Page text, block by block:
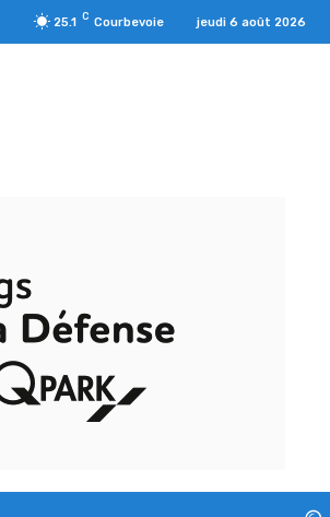
25.1 C Courbevoie jeudi 6 août 2026